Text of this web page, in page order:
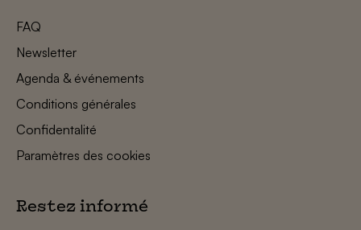
FAQ
Newsletter
Agenda & événements
Conditions générales
Confidentalité
Paramètres des cookies
Restez informé